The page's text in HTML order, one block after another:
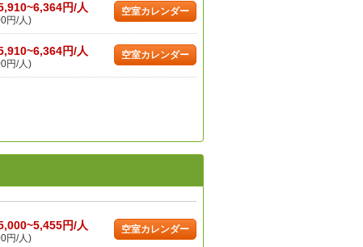
円/人
円/人)
空室カレンダー
円/人
円/人)
空室カレンダー
円/人
円/人)
空室カレンダー